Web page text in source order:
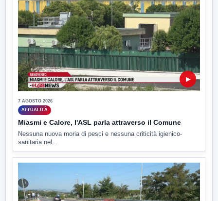
▶
7 AGOSTO 2026
ATTUALITÀ
Miasmi e Calore, l'ASL parla attraverso il Comune
Nessuna nuova moria di pesci e nessuna criticità igienico-
sanitaria nel...